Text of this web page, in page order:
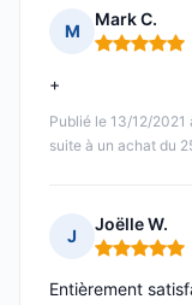
M
Mark C.
Note : 5 sur
Publié le 13/12/2021
suite à un achat du
+
J
Joëlle W.
Note : 5 sur
Entièrement